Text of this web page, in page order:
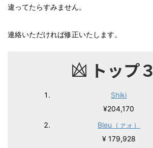
違ってたらすみません。
連絡いただければ修正いたします。
トップ３
Shiki
¥204,170
Bleu（ァォ）
¥ 179,928